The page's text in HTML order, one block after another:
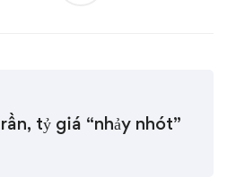
tỷ giá “nhảy nhót”